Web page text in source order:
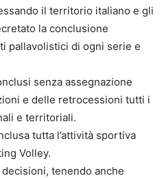
il territorio italiano e gli
la conclusione
pallavolistici di ogni serie e
senza assegnazione
e delle retrocessioni tutti i
e territoriali.
tutta l’attività sportiva
Volley.
tenendo anche